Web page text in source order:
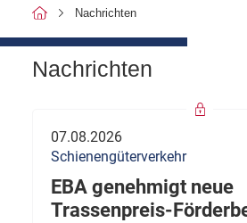
Nachrichten
Nachrichten
07.08.2026
Schienengüterverkehr
EBA genehmigt neue
Trassenpreis-